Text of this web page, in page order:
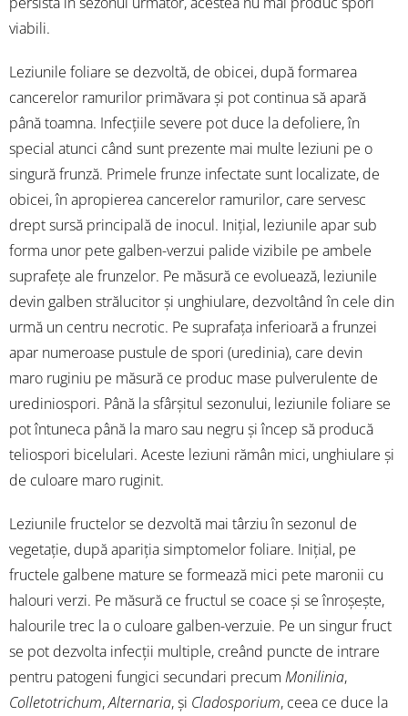
viabili.
Leziunile foliare se dezvoltă, de obicei, după formarea
cancerelor ramurilor primăvara și pot continua să apară
până toamna. Infecțiile severe pot duce la defoliere, în
special atunci când sunt prezente mai multe leziuni pe o
singură frunză. Primele frunze infectate sunt localizate, de
obicei, în apropierea cancerelor ramurilor, care servesc
drept sursă principală de inocul. Inițial, leziunile apar sub
forma unor pete galben-verzui palide vizibile pe ambele
suprafețe ale frunzelor. Pe măsură ce evoluează, leziunile
devin galben strălucitor și unghiulare, dezvoltând în cele din
urmă un centru necrotic. Pe suprafața inferioară a frunzei
apar numeroase pustule de spori (uredinia), care devin
maro ruginiu pe măsură ce produc mase pulverulente de
urediniospori. Până la sfârșitul sezonului, leziunile foliare se
pot întuneca până la maro sau negru și încep să producă
teliospori bicelulari. Aceste leziuni rămân mici, unghiulare și
de culoare maro ruginit.
Leziunile fructelor se dezvoltă mai târziu în sezonul de
vegetație, după apariția simptomelor foliare. Inițial, pe
fructele galbene mature se formează mici pete maronii cu
halouri verzi. Pe măsură ce fructul se coace și se înroșește,
halourile trec la o culoare galben-verzuie. Pe un singur fruct
se pot dezvolta infecții multiple, creând puncte de intrare
pentru patogeni fungici secundari precum Monilinia,
Colletotrichum,Alternaria, și Cladosporium, ceea ce duce la